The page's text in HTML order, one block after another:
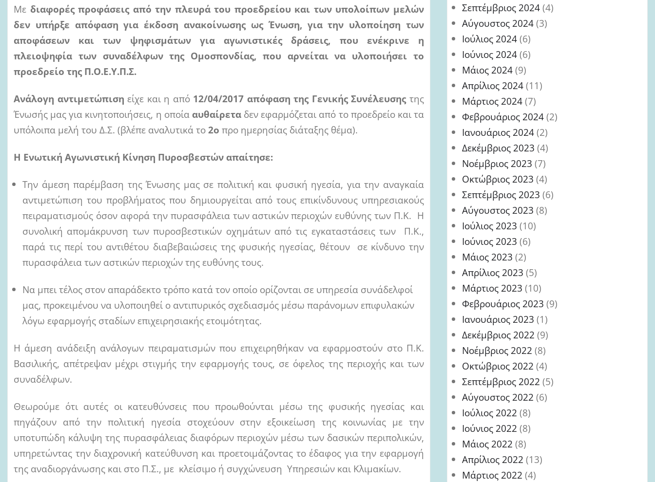
Με διαφορές προφάσεις από την πλευρά του προεδρείου και των υπολοίπων μελών
δεν υπήρξε απόφαση για έκδοση ανακοίνωσης ως Ένωση, για την υλοποίηση των
αποφάσεων και των ψηφισμάτων για αγωνιστικές δράσεις, που ενέκρινε η
πλειοψηφία των συναδέλφων της Ομοσπονδίας, που αρνείται να υλοποιήσει το
προεδρείο της Π.Ο.Ε.Υ.Π.Σ.
Ανάλογη αντιμετώπιση είχε και η από 12/04/2017 απόφαση της Γενικής Συνέλευσης της
Ένωσής μας για κινητοποιήσεις, η οποία αυθαίρεταδεν εφαρμόζεται από το προεδρείο και τα
υπόλοιπα μελή του Δ.Σ. (βλέπε αναλυτικά το2ο προ ημερησίας διάταξης θέμα).
Η Ενωτική Αγωνιστική Κίνηση Πυροσβεστών απαίτησε:
Την άμεση παρέμβαση της Ένωσης μας σε πολιτική και φυσική ηγεσία, για την αναγκαία
αντιμετώπιση του προβλήματος που δημιουργείται από τους επικίνδυνους υπηρεσιακούς
πειραματισμούς όσον αφορά την πυρασφάλεια των αστικών περιοχών ευθύνης των Π.Κ. Η
συνολική απομάκρυνση των πυροσβεστικών οχημάτων από τις εγκαταστάσεις των Π.Κ.,
παρά τις περί του αντιθέτου διαβεβαιώσεις της φυσικής ηγεσίας, θέτουν σε κίνδυνο την
πυρασφάλεια των αστικών περιοχών της ευθύνης τους.
Να μπει τέλος στον απαράδεκτο τρόπο κατά τον οποίο ορίζονται σε υπηρεσία συνάδελφοί
μας, προκειμένου να υλοποιηθεί ο αντιπυρικός σχεδιασμός μέσω παράνομων επιφυλακών
λόγω εφαρμογής σταδίων επιχειρησιακής ετοιμότητας.
Η άμεση ανάδειξη ανάλογων πειραματισμών που επιχειρηθήκαν να εφαρμοστούν στο Π.Κ.
Βασιλικής, απέτρεψαν μέχρι στιγμής την εφαρμογής τους, σε όφελος της περιοχής και των
συναδέλφων.
Θεωρούμε ότι αυτές οι κατευθύνσεις που προωθούνται μέσω της φυσικής ηγεσίας και
πηγάζουν από την πολιτική ηγεσία στοχεύουν στην εξοικείωση της κοινωνίας με την
υποτυπώδη κάλυψη της πυρασφάλειας διαφόρων περιοχών μέσω των δασικών περιπολικών,
υπηρετώντας την διαχρονική κατεύθυνση και προετοιμάζοντας το έδαφος για την εφαρμογή
της αναδιοργάνωσης και στο Π.Σ., με κλείσιμο ή συγχώνευση Υπηρεσιών και Κλιμακίων.
Σεπτέμβριος 2024(4)
Αύγουστος 2024(3)
Ιούλιος 2024(6)
Ιούνιος 2024(6)
Μάιος 2024(9)
Απρίλιος 2024(11)
Μάρτιος 2024(7)
Φεβρουάριος 2024(2)
Ιανουάριος 2024(2)
Δεκέμβριος 2023 (4)
Νοέμβριος 2023 (7)
Οκτώβριος 2023 (4)
Σεπτέμβριος 2023 (6)
Αύγουστος 2023 (8)
Ιούλιος 2023 (10)
Ιούνιος 2023 (6)
Μάιος 2023 (2)
Απρίλιος 2023 (5)
Μάρτιος 2023 (10)
Φεβρουάριος 2023 (9)
Ιανουάριος 2023 (1)
Δεκέμβριος 2022 (9)
Νοέμβριος 2022 (8)
Οκτώβριος 2022 (4)
Σεπτέμβριος 2022 (5)
Αύγουστος 2022 (6)
Ιούλιος 2022 (8)
Ιούνιος 2022 (8)
Μάιος 2022 (8)
Απρίλιος 2022 (13)
Μάρτιος 2022 (4)